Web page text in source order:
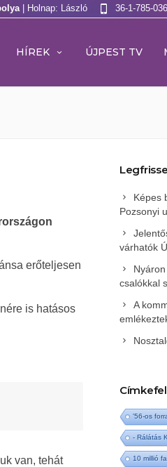
| Holnap: László 36-1-785-
HÍREK ÚJPEST TV
erőteljesen
is hatásos
van, tehát
Képes
Pozsonyi
várhatók
csalókkal
A
'56-os
- Rálátás
10 millió fa